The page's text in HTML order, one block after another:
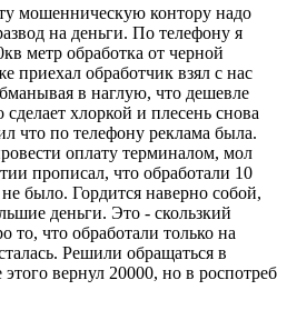
мошенническую контору надо
на деньги. По телефону я
метр обработка от черной
приехал обработчик взял с нас
в наглую, что дешевле
хлоркой и плесень снова
что по телефону реклама была.
оплату терминалом, мол
прописал, что обработали 10
было. Гордится наверно собой,
деньги. Это - скользкий
что обработали только на
Решили обращаться в
вернул 20000, но в роспотреб